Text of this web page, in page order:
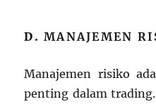
D.MANAJEMEN
Manajemen risiko
penting dalam